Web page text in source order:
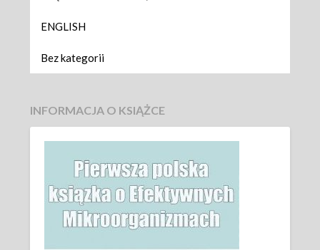
ENGLISH
Bez kategorii
INFORMACJA O KSIĄŻCE